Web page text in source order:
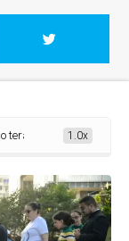
procissão, confecção
1.0x